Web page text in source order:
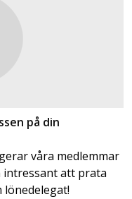
på din
våra medlemmar
intressant att prata
lönedelegat!